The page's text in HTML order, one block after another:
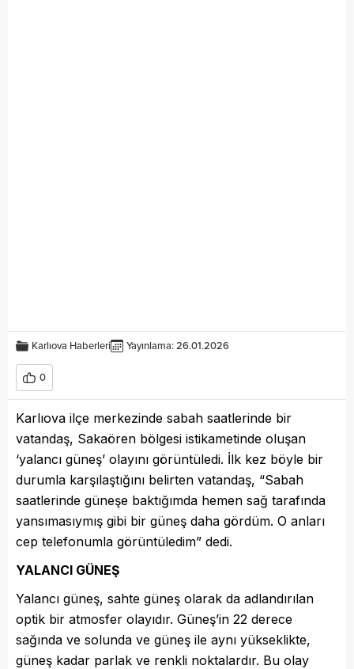
Karlıova Haberleri Yayınlama: 26.01.2026
0
Karlıova ilçe merkezinde sabah saatlerinde bir
vatandaş, Sakaören bölgesi istikametinde oluşan
‘yalancı güneş’ olayını görüntüledi. İlk kez böyle bir
durumla karşılaştığını belirten vatandaş, “Sabah
saatlerinde güneşe baktığımda hemen sağ tarafında
yansımasıymış gibi bir güneş daha gördüm. O anları
cep telefonumla görüntüledim” dedi.
YALANCI GÜNEŞ
Yalancı güneş, sahte güneş olarak da adlandırılan
optik bir atmosfer olayıdır. Güneş’in 22 derece
sağında ve solunda ve güneş ile aynı yükseklikte,
güneş kadar parlak ve renkli noktalardır. Bu olay